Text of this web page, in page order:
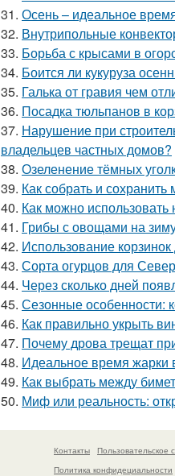
31. Осень – идеальное
32. Внутрипольные
33. Борьба с крысами в
34. Боится ли кукуруза
35. Галька от гравия чем
36. Посадка тюльпанов в
37. Нарушение при
владельцев частных домов?
38. Озеленение тёмных
39. Как собрать и
40. Как можно
41. Грибы с овощами на
42. Использование
43. Сорта огурцов для
44. Через сколько дней
45. Сезонные особенности:
46. Как правильно укрыть
47. Почему дрова трещат
48. Идеальное время жарки
49. Как выбрать между
50. Миф или реальность:
Контакты
Пользовательское
Политика конфидециальности